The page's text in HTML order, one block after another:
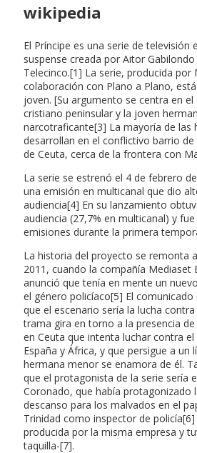
wikipedia
El Príncipe es una serie de televisión
suspense creada por Aitor
Telecinco.[1] La serie, producida por
colaboración con Plano a Plano,
joven. [Su argumento se centra en
cristiano peninsular y la joven
narcotraficante[3] La mayoría de las
desarrollan en el conflictivo barrio de
de Ceuta, cerca de la frontera con
La serie se estrenó el 4 de febrero
una emisión en multicanal que dio
audiencia[4] En su lanzamiento
audiencia (27,7% en multicanal) y
emisiones durante la primera
La historia del proyecto se remonta
2011, cuando la compañía Mediaset
anunció que tenía en mente un
el género policíaco[5] El comunicado
que el escenario sería la lucha
trama gira en torno a la presencia
en Ceuta que intenta luchar contra
España y África, y que persigue a un
hermana menor se enamora de él.
que el protagonista de la serie sería
Coronado, que había protagonizado
descanso para los malvados en el
Trinidad como inspector de
producida por la misma empresa y
taquilla-[7].